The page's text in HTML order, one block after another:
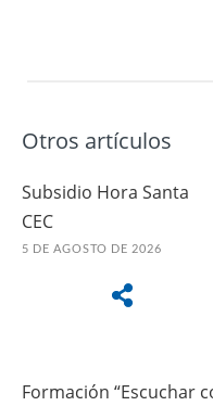
Otros artículos
Subsidio Hora Santa
CEC
5 DE AGOSTO DE 2026
Formación “Escuchar